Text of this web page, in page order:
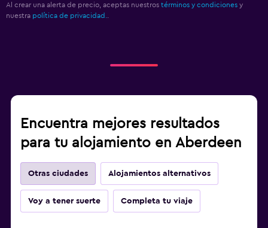
Al crear una alerta de precio, aceptas nuestros términos y condiciones y
nuestra política de privacidad.
Encuentra mejores resultados
para tu alojamiento en Aberdeen
Otras ciudades Alojamientos alternativos
Voy a tener suerte Completa tu viaje